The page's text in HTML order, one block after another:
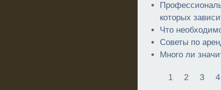
которых
Что
Советы по
Много ли
1 2 3 4